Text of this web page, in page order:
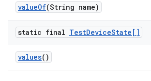
valueOf(String name)
static final TestDeviceState[]
values()